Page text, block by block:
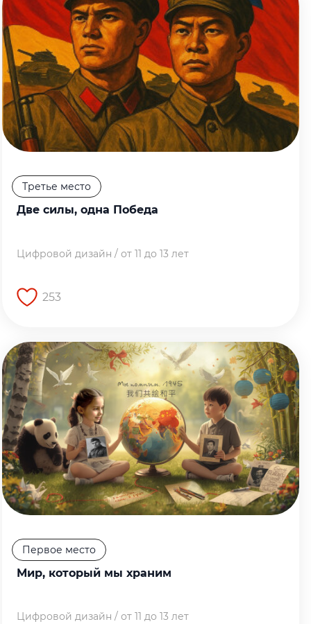
Третье место
Две силы, одна Победа
Цифровой дизайн / от 11 до 13 лет
253
Первое место
Мир, который мы храним
Цифровой дизайн / от 11 до 13 лет